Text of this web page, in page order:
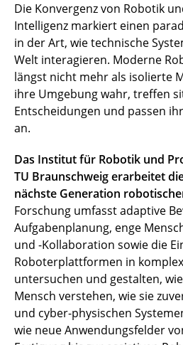
Die Konvergenz von Robotik
Intelligenz markiert einen
in der Art, wie technische
Welt interagieren. Moderne
längst nicht mehr als isolierte
ihre Umgebung wahr, treffen
Entscheidungen und passen
an.
Das Institut für Robotik und
TU Braunschweig erarbeitet
nächste Generation
Forschung umfasst adaptive
Aufgabenplanung, enge
und -Kollaboration sowie die
Roboterplattformen in
untersuchen und gestalten,
Mensch verstehen, wie sie
und cyber-physischen
wie neue Anwendungsfelder